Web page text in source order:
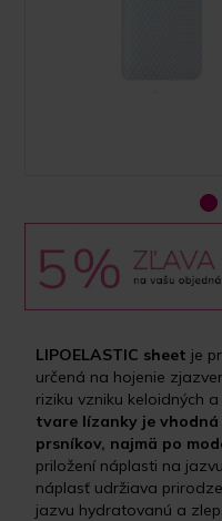
LIPOELASTIC sheet je
určená na hojenie
riziku vzniku keloidných
tvare lízanky je
prsníkov, najmä po
priložení náplasti na
náplasť udržiava
jazvu hydratovanú a